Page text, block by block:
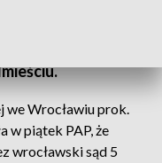
Wrocławiu prok.
w piątek PAP, że
wrocławski sąd 5